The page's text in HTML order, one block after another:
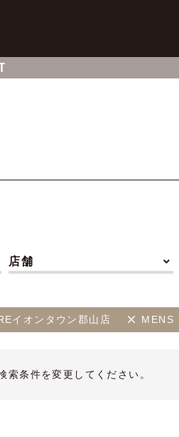
店舗
イオンタウン郡山店 MENS
条件を変更してください。